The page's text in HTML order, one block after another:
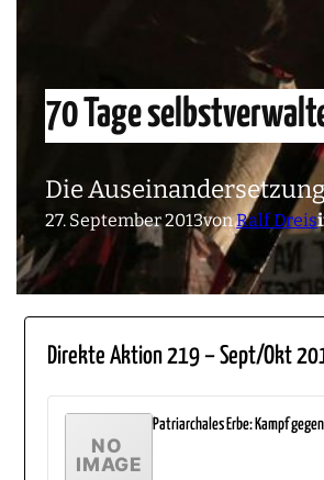
70 Tage
Die
27. September 2013vonRalf Dreis
Direkte Aktion 219 – Sept/Okt
Patriarchales Erbe: Kampf